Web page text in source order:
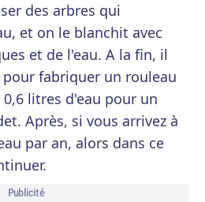
des arbres qui
et on le blanchit avec
et de l'eau. A la fin, il
fabriquer un rouleau
litres d'eau pour un
Après, si vous arrivez à
par an, alors dans ce
Publicité